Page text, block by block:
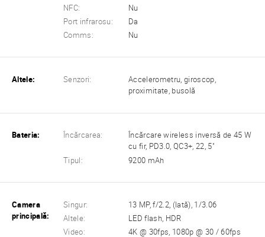
NFC:
Nu
Port infrarosu:
Da
Comms:
Nu
Altele: Senzori:
Accelerometru, giroscop,
proximitate, busolă
Bateria: Încărcarea:
Încărcare wireless inversă de 45 W
cu fir, PD3.0, QC3+, 22, 5"
Tipul:
9200 mAh
Camera
principală:
Singur:
13 MP, f/2.2, (lată), 1/3.06
Altele:
LED flash, HDR
Video:
4K @ 30fps, 1080p @ 30 / 60fps